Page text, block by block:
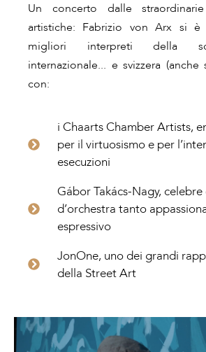
Un concerto dalle
artistiche: Fabrizio von Arx si
migliori interpreti della
internazionale... e svizzera
con:
i Chaarts Chamber Artists,
per il virtuosismo e per
esecuzioni
Gábor Takács-Nagy,
d’orchestra tanto
espressivo
JonOne, uno dei grandi
della Street Art